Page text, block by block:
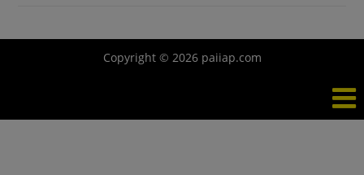
Copyright © 2026 paiiap.com